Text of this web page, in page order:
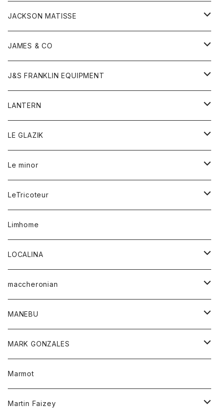
フリース
ストール
マフラー
リング
Tシャツ
グッズ
アンダーウェア
靴
バンダナ
トップス
カーディガン
ジャケット
タンクトップ
Tシャツ
ボトム
オーバーオール
ショートパンツ
レディース
アウター
カーディガン
セーター
チュニック
コート
Tシャツ
ロンパース
グッズ
靴
ストール
トップス
カットソー
シャツ
ボトム
オーバーオール
ショートパンツ
レディース
オーバーオール
シャツ
ワンピース
ワンピース
ワンピース
バック
キッズ
トレーナー
トップス
Gジャケット
スウェット
帽子
JACKSON MATISSE
Tシャツ
帽子
JAMES & CO
ボトム
J&S FRANKLIN EQUIPMENT
アウター
LANTERN
アウター
Tシャツ
LE GLAZIK
レディース
コート
シャツ
ワンピース
Tシャツ
Le minor
ボトム
スカート
パンツ
レディース
アウター
カットソー
トップス
シャツ
LeTricoteur
カーディガン
Limhome
LOCALINA
ロングスリーブテーシャツ
maccheronian
靴
MANEBU
靴
MARK GONZALES
トップス
Tシャツ
Marmot
Martin Faizey